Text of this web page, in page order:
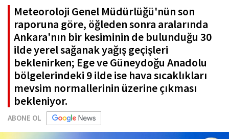
Meteoroloji Genel Müdürlüğü'nün son
raporuna göre, öğleden sonra aralarında
Ankara'nın bir kesiminin de bulunduğu 30
ilde yerel sağanak yağış geçişleri
beklenirken; Ege ve Güneydoğu Anadolu
bölgelerindeki 9 ilde ise hava sıcaklıkları
mevsim normallerinin üzerine çıkması
bekleniyor.
ABONE OL